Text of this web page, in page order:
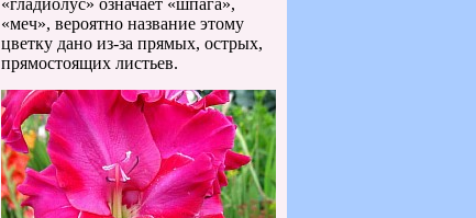
«гладиолус» означает «шпага»,
«меч», вероятно название этому
цветку дано из-за прямых, острых,
прямостоящих листьев.